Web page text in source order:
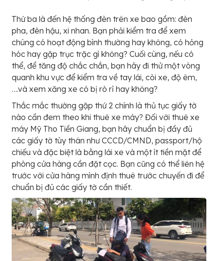
Thứ ba là đến hệ thống đèn trên xe bao gồm: đèn
pha, đèn hậu, xi nhan. Bạn phải kiểm tra để xem
chúng có hoạt động bình thường hay không, có hỏng
hóc hay gặp trục trặc gì không? Cuối cùng, nếu có
thể, để tăng độ chắc chắn, bạn hãy đi thử một vòng
quanh khu vực để kiểm tra về tay lái, còi xe, độ êm,
….và xem xăng xe có bị rò rỉ hay không?
Thắc mắc thường gặp thứ 2 chính là thủ tục giấy tờ
nào cần đem theo khi thuê xe máy? Đối với thuê xe
máy Mỹ Tho Tiền Giang, bạn hãy chuẩn bị đầy đủ
các giấy tờ tùy thân như CCCD/CMND, passport/hộ
chiếu và đặc biệt là bằng lái xe và một ít tiền mặt để
phòng cửa hàng cần đặt cọc. Bạn cũng có thể liên hệ
trước với cửa hàng mình định thuê trước chuyến đi để
chuẩn bị đủ các giấy tờ cần thiết.